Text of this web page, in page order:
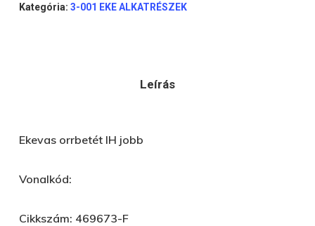
Kategória: 3-001 EKE ALKATRÉSZEK
Leírás
Ekevas orrbetét IH jobb
Vonalkód:
Cikkszám: 469673-F